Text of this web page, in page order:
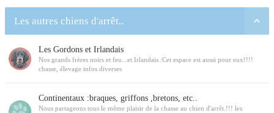
Les autres chiens d'arrêt..
Les Gordons et Irlandais
Nos grands frères noirs et feu...et Irlandais :Cet espace est aussi pour eux!!!!
chasse, élevage infos diverses
Continentaux :braques, griffons ,bretons, etc..
Nous partageons tous le même plaisir de la chasse au chien d'arrêt.!!! les